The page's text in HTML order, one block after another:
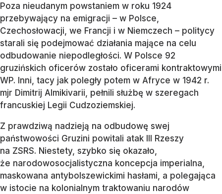
Poza nieudanym powstaniem w roku 1924
przebywający na emigracji – w Polsce,
Czechosłowacji, we Francji i w Niemczech – politycy
starali się podejmować działania mające na celu
odbudowanie niepodległości. W Polsce 92
gruzińskich oficerów zostało oficerami kontraktowymi
WP. Inni, tacy jak poległy potem w Afryce w 1942 r.
mjr Dimitrij Almikivarii, pełnili służbę w szeregach
francuskiej Legii Cudzoziemskiej.
Z prawdziwą nadzieją na odbudowę swej
państwowości Gruzini powitali atak III Rzeszy
na ZSRS. Niestety, szybko się okazało,
że narodowosocjalistyczna koncepcja imperialna,
maskowana antybolszewickimi hasłami, a polegająca
w istocie na kolonialnym traktowaniu narodów